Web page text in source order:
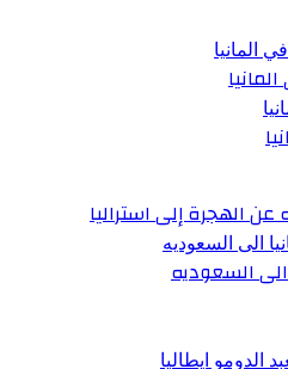
الهجرة إلى استراليا
السعوديه